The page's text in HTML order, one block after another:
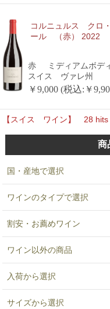
コルニュルス クロ
ール （赤） 2022
赤
ミディアムボデ
スイス ヴァレ州
￥9,000 (税込:￥
【スイス ワイン】 28
商
国・産地で選択
ワインのタイプで選択
割安・お薦めワイン
ワイン以外の商品
入荷から選択
サイズから選択